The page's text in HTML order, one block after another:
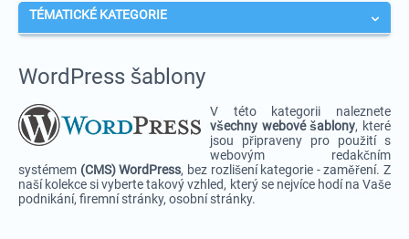
TÉMATICKÉ KATEGORIE
WordPress šablony
V této kategorii naleznete
všechny webové šablony, které
jsou připraveny pro použití s
webovým redakčním
systémem (CMS) WordPress, bez rozlišení kategorie - zaměření. Z
naší kolekce si vyberte takový vzhled, který se nejvíce hodí na Vaše
podnikání, firemní stránky, osobní stránky.